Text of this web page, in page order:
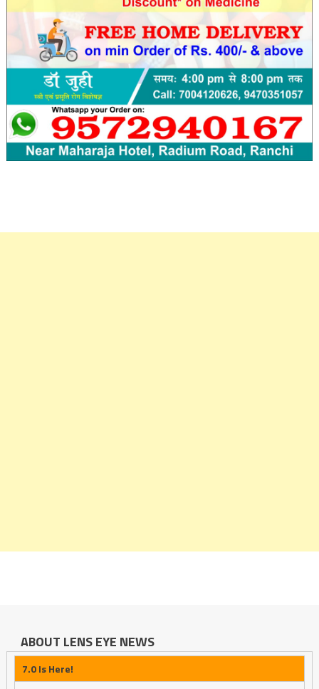
ABOUT LENS EYE NEWS
7.0 Is Here!